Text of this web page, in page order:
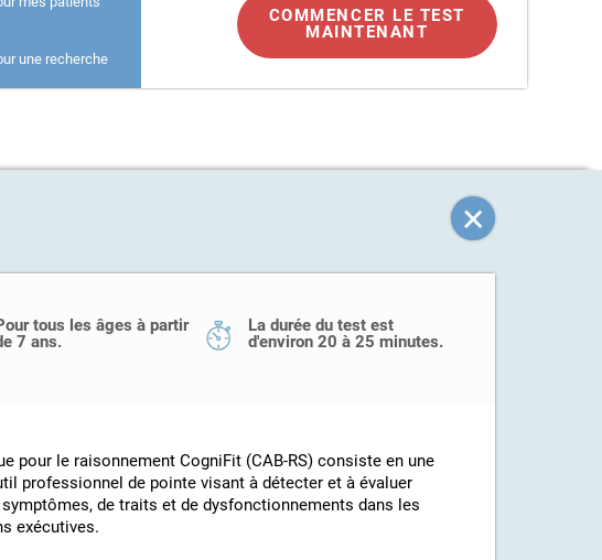
une recherche
COMMENCER LE TEST
MAINTENANT
tous les âges à partir
7 ans.
La durée du test est
d'environ 20 à 25 minutes.
pour le raisonnement CogniFit (CAB-RS) consiste en une
professionnel de pointe visant à détecter et à évaluer
de traits et de dysfonctionnements dans les
exécutives.